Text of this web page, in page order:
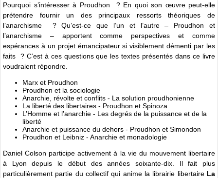
Pourquoi s’intéresser à Proudhon ? En quoi son œuvre peut-elle
prétendre fournir un des principaux ressorts théoriques de
l’anarchisme ? Qu’est-ce que l’un et l’autre – Proudhon et
l’anarchisme – apportent comme perspectives et comme
espérances à un projet émancipateur si visiblement démenti par les
faits ? C’est à ces questions que les textes présentés dans ce livre
voudraient répondre.
Marx et Proudhon
Proudhon et la sociologie
Anarchie, révolte et conflits - La solution proudhonienne
La liberté des libertaires - Proudhon et Spinoza
L’Homme et l’anarchie - Les degrés de la puissance et de la
liberté
Anarchie et puissance du dehors - Proudhon et Simondon
Proudhon et Leibniz - Anarchie et monadologie
Daniel Colson participe activement à la vie du mouvement libertaire
à Lyon depuis le début des années soixante-dix. Il fait plus
particulièrement partie du collectif qui anime la librairie libertaire La